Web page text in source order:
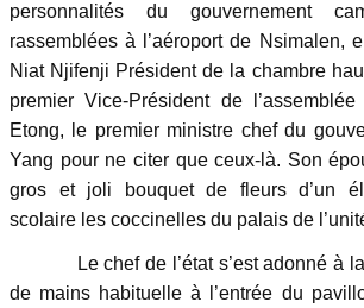
personnalités du gouvernement
rassemblées à l’aéroport de Nsimalen,
Niat Njifenji Président de la chambre
premier Vice-Président de
Etong, le premier ministre chef du
Yang pour ne citer que ceux-là. Son
gros et joli bouquet de fleurs d’un
scolaire les coccinelles du palais de
Le chef de l’état s’est adonné à la
de mains habituelle à l’entrée du